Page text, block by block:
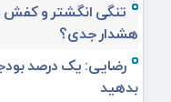
تنگی انگشتر و کفش
هشدار جدی؟
رضایی: یک درصد
بدهید